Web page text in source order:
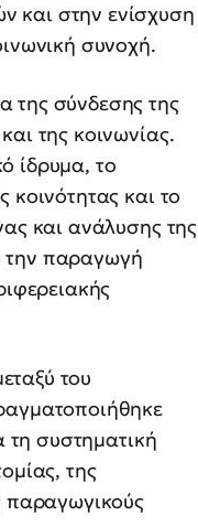
και στην ενίσχυση
συνοχή.
της σύνδεσης της
της κοινωνίας.
ίδρυμα, το
κοινότητας και το
και ανάλυσης της
την παραγωγή
του
τη συστηματική
της
παραγωγικούς